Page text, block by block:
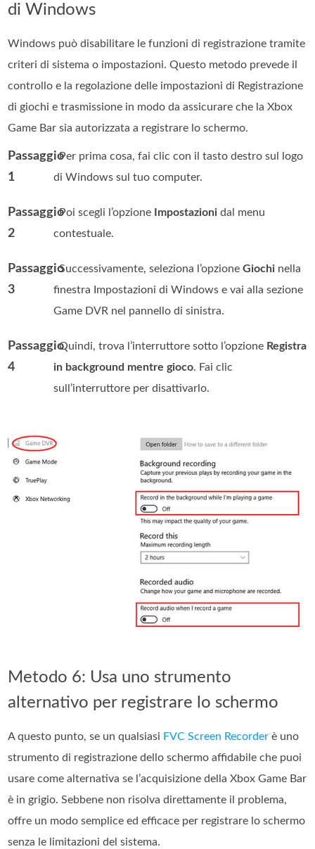
di Windows
Windows può disabilitare le funzioni di registrazione tramite
criteri di sistema o impostazioni. Questo metodo prevede il
controllo e la regolazione delle impostazioni di Registrazione
di giochi e trasmissione in modo da assicurare che la Xbox
Game Bar sia autorizzata a registrare lo schermo.
Passaggio
1
. Per prima cosa, fai clic con il tasto destro sul logo
di Windows sul tuo computer.
Passaggio
2
. Poi scegli l’opzione Impostazioni dal menu
contestuale.
Passaggio
3
. Successivamente, seleziona l’opzioneGiochi nella
finestra Impostazioni di Windows e vai alla sezione
Game DVR nel pannello di sinistra.
Passaggio
4
. Quindi, trova l’interruttore sotto l’opzione Registra
in background mentre gioco. Fai clic
sull’interruttore per disattivarlo.
Metodo 6: Usa uno strumento
alternativo per registrare lo schermo
A questo punto, se un qualsiasi FVC Screen Recorder è uno
strumento di registrazione dello schermo affidabile che puoi
usare come alternativa se l’acquisizione della Xbox Game Bar
è in grigio. Sebbene non risolva direttamente il problema,
offre un modo semplice ed efficace per registrare lo schermo
senza le limitazioni del sistema.